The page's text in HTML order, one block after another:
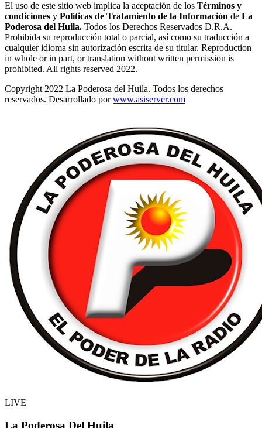
El uso de este sitio web implica la aceptación de los Términos y
condiciones y Políticas de Tratamiento de la Información de La
Poderosa del Huila. Todos los Derechos Reservados D.R.A.
Prohibida su reproducción total o parcial, así como su traducción a
cualquier idioma sin autorización escrita de su titular. Reproduction
in whole or in part, or translation without written permission is
prohibited. All rights reserved 2022.
Copyright 2022 La Poderosa del Huila. Todos los derechos
reservados. Desarrollado porwww.asiserver.com
LIVE
La Poderosa Del Huila